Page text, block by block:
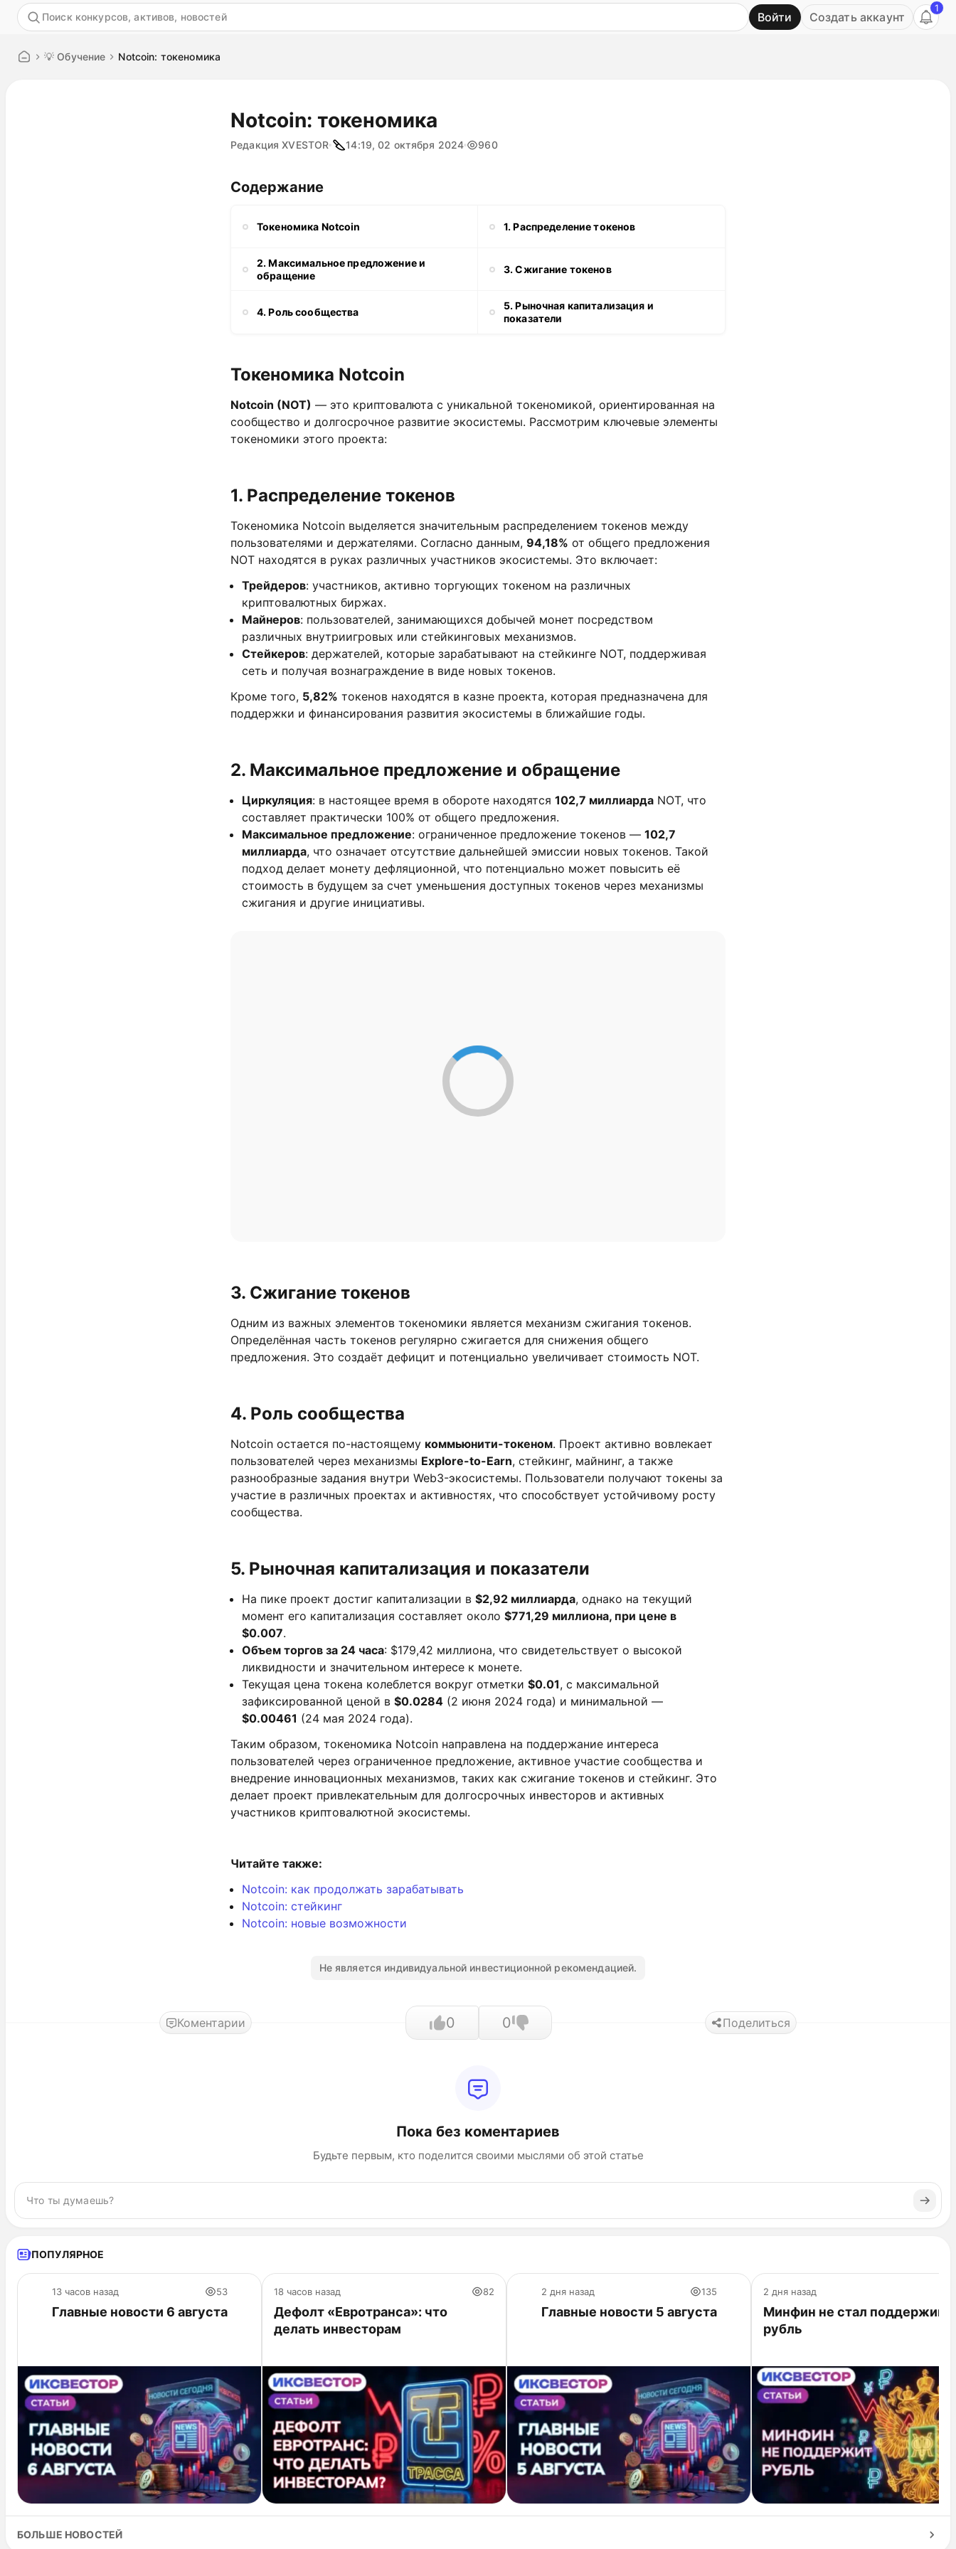
Войти Создать аккаунт
1
💡 Обучение Notcoin: токеномика
Notcoin: токеномика
Редакция XVESTOR 14:19, 02 октября 2024 960
Содержание
Токеномика Notcoin 1. Распределение токенов
2. Максимальное предложение и
обращение
3. Сжигание токенов
4. Роль сообщества
5. Рыночная капитализация и
показатели
Токеномика Notcoin
Notcoin (NOT) — это криптовалюта с уникальной токеномикой, ориентированная на
сообщество и долгосрочное развитие экосистемы. Рассмотрим ключевые элементы
токеномики этого проекта:
1. Распределение токенов
Токеномика Notcoin выделяется значительным распределением токенов между
пользователями и держателями. Согласно данным, 94,18% от общего предложения
NOT находятся в руках различных участников экосистемы. Это включает:
Трейдеров: участников, активно торгующих токеном на различных
криптовалютных биржах.
Майнеров: пользователей, занимающихся добычей монет посредством
различных внутриигровых или стейкинговых механизмов.
Стейкеров: держателей, которые зарабатывают на стейкинге NOT, поддерживая
сеть и получая вознаграждение в виде новых токенов.
Кроме того, 5,82% токенов находятся в казне проекта, которая предназначена для
поддержки и финансирования развития экосистемы в ближайшие годы.
2. Максимальное предложение и обращение
Циркуляция: в настоящее время в обороте находятся 102,7 миллиарда NOT, что
составляет практически 100% от общего предложения.
Максимальное предложение: ограниченное предложение токенов — 102,7
миллиарда, что означает отсутствие дальнейшей эмиссии новых токенов. Такой
подход делает монету дефляционной, что потенциально может повысить её
стоимость в будущем за счет уменьшения доступных токенов через механизмы
сжигания и другие инициативы.
3. Сжигание токенов
Одним из важных элементов токеномики является механизм сжигания токенов.
Определённая часть токенов регулярно сжигается для снижения общего
предложения. Это создаёт дефицит и потенциально увеличивает стоимость NOT.
4. Роль сообщества
Notcoin остается по-настоящему коммьюнити-токеном. Проект активно вовлекает
пользователей через механизмы Explore-to-Earn, стейкинг, майнинг, а также
разнообразные задания внутри Web3-экосистемы. Пользователи получают токены за
участие в различных проектах и активностях, что способствует устойчивому росту
сообщества.
5. Рыночная капитализация и показатели
На пике проект достиг капитализации в $2,92 миллиарда, однако на текущий
момент его капитализация составляет около $771,29 миллиона, при цене в
$0.007.
Объем торгов за 24 часа: $179,42 миллиона, что свидетельствует о высокой
ликвидности и значительном интересе к монете.
Текущая цена токена колеблется вокруг отметки $0.01, с максимальной
зафиксированной ценой в $0.0284 (2 июня 2024 года) и минимальной —
$0.00461 (24 мая 2024 года).
Таким образом, токеномика Notcoin направлена на поддержание интереса
пользователей через ограниченное предложение, активное участие сообщества и
внедрение инновационных механизмов, таких как сжигание токенов и стейкинг. Это
делает проект привлекательным для долгосрочных инвесторов и активных
участников криптовалютной экосистемы.
Читайте также:
Notcoin: как продолжать зарабатывать
Notcoin: стейкинг
Notcoin: новые возможности
Не является индивидуальной инвестиционной рекомендацией.
Коментарии 0 0 Поделиться
Пока без коментариев
Будьте первым, кто поделится своими мыслями об этой статье
ПОПУЛЯРНОЕ
13 часов назад 53
Главные новости 6 августа
18 часов назад 82
Дефолт «Евротранса»: что
делать инвесторам
2 дня назад 135
Главные новости 5 августа
2 дня назад
Минфин не стал
рубль
БОЛЬШЕ НОВОСТЕЙ